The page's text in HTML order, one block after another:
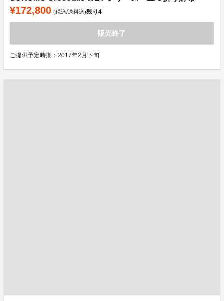
¥172,800 (税込/送料込)残り4
販売終了
ご提供予定時期：2017年2月下旬